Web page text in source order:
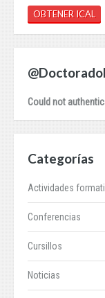
OBTENER ICAL
Could not
Categorías
Actividades
Conferencias
Cursillos
Noticias